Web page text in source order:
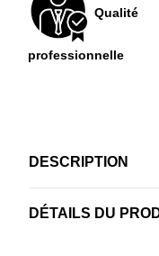
Qualité
professionnelle
DESCRIPTION
DÉTAILS DU